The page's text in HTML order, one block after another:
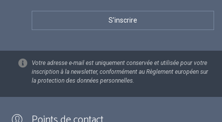
Votre adresse e-mail est uniquement conservée et utilisée pour votre
inscription à la newsletter, conformément au Règlement européen sur
la protection des données personnelles.